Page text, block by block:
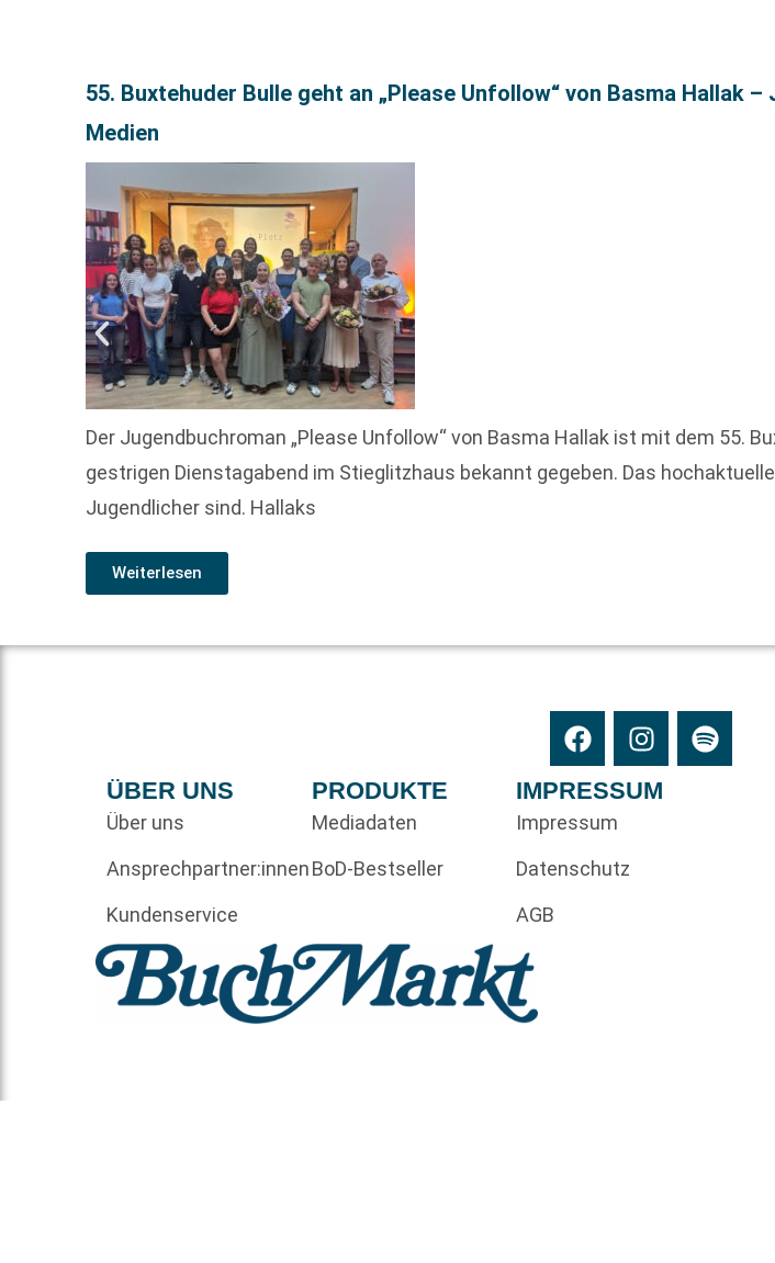
55. Buxtehuder Bulle geht an „Please Unfollow“ von Basma Hallak
Medien
Der Jugendbuchroman „Please Unfollow“ von Basma Hallak ist mit dem 55.
gestrigen Dienstagabend im Stieglitzhaus bekannt gegeben. Das
Jugendlicher sind. Hallaks
Weiterlesen
ÜBER UNS
Über uns
Ansprechpartner:innen
Kundenservice
PRODUKTE
Mediadaten
BoD-Bestseller
IMPRESSUM
Impressum
Datenschutz
AGB